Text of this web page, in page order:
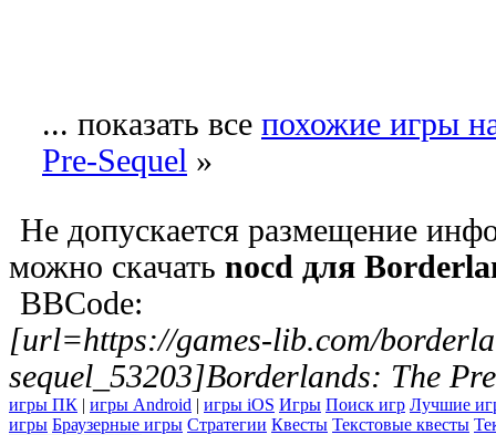
... показать все похожие игры
Pre-Sequel »
Не допускается размещение
можно скачать nocd для
BBCode:
[url=https://games-lib.com/
sequel_53203]Borderlands: The
игры ПК | игры Android | игры iOS Игры Поиск игр Лучшие
игры Браузерные игры Стратегии Квесты Текстовые квесты